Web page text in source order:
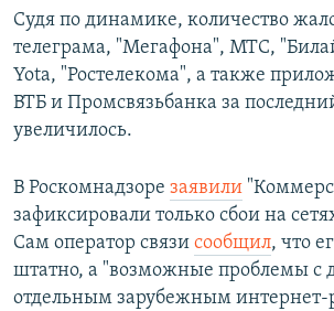
Судя по динамике, количество
телеграма, "Мегафона", МТС,
Yota, "Ростелекома", а также
ВТБ и Промсвязьбанка за
увеличилось.
В Роскомнадзоре заявили
зафиксировали только сбои на
Сам оператор связи сообщил, что
штатно, а "возможные проблемы с
отдельным зарубежным интернет-